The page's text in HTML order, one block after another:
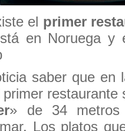
el primer
en Noruega y
saber que
restaurante
» de 34 metros
Los platos